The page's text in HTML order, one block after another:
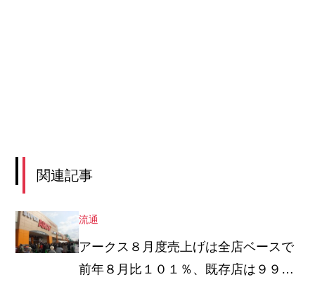
関連記事
流通
アークス８月度売上げは全店ベースで
前年８月比１０１％、既存店は９９・